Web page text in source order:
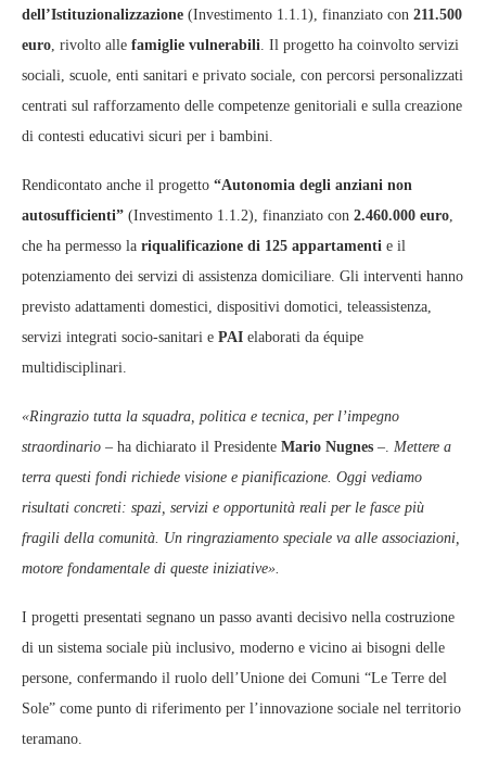
dell’Istituzionalizzazione (Investimento 1.1.1), finanziato con 211.500
euro , rivolto alle famiglie vulnerabili . Il progetto ha coinvolto servizi
sociali, scuole, enti sanitari e privato sociale, con percorsi personalizzati
centrati sul rafforzamento delle competenze genitoriali e sulla creazione
di contesti educativi sicuri per i bambini.
Rendicontato anche il progetto “Autonomia degli anziani non
autosufficienti” (Investimento 1.1.2), finanziato con 2.460.000 euro
che ha permesso la riqualificazione di 125 appartamenti e il
potenziamento dei servizi di assistenza domiciliare. Gli interventi hanno
previsto adattamenti domestici, dispositivi domotici, teleassistenza,
servizi integrati socio‑sanitari e PAI elaborati da équipe
multidisciplinari.
«Ringrazio tutta la squadra, politica e tecnica, per l’impegno
straordinario – ha dichiarato il Presidente Mario Nugnes –. Mettere a
terra questi fondi richiede visione e pianificazione. Oggi vediamo
risultati concreti: spazi, servizi e opportunità reali per le fasce più
fragili della comunità. Un ringraziamento speciale va alle associazioni,
motore fondamentale di queste iniziative».
I progetti presentati segnano un passo avanti decisivo nella costruzione
di un sistema sociale più inclusivo, moderno e vicino ai bisogni delle
persone, confermando il ruolo dell’Unione dei Comuni “Le Terre del
Sole” come punto di riferimento per l’innovazione sociale nel territorio
teramano.